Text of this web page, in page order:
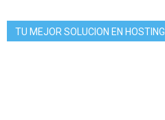
TU MEJOR SOLUCION EN HOSTING